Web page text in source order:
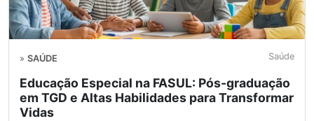
» SAÚDE Saúde
Educação Especial na FASUL: Pós-graduação
em TGD e Altas Habilidades para Transformar
Vidas